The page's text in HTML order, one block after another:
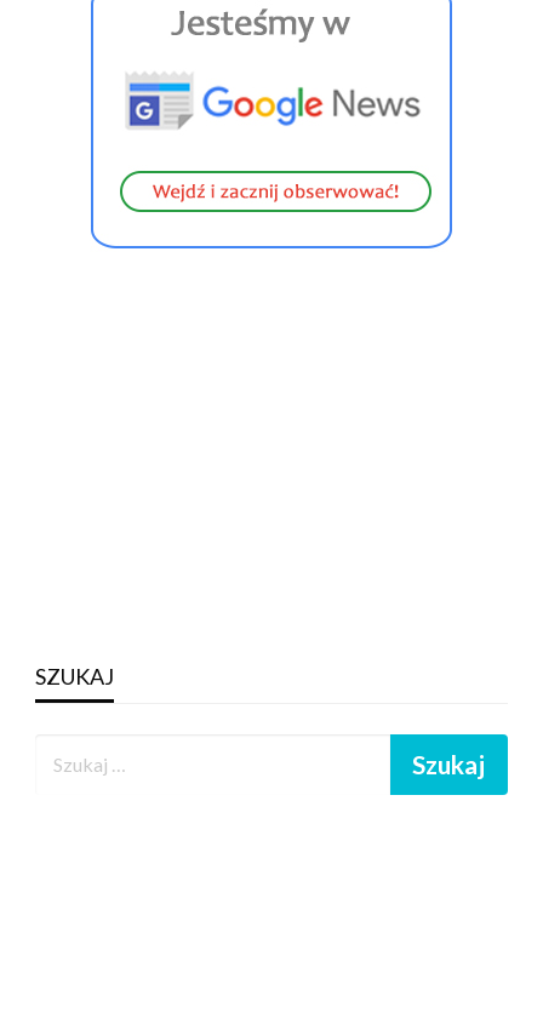
SZUKAJ